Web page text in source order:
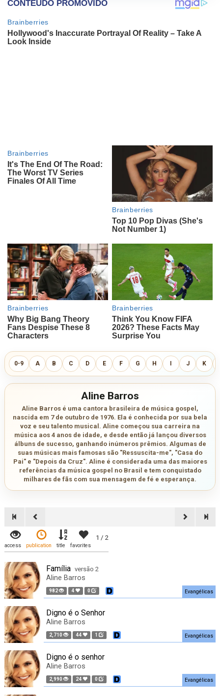
0-9 A B C D E F G H J K
Aline Barros
Aline Barros é uma cantora brasileira de música gospel,
nascida em 7 de outubro de 1976. Ela é conhecida por sua bela
voz e seu talento musical. Aline começou sua carreira na
música aos 4 anos de idade, e desde então já lançou diversos
álbuns de sucesso, ganhando inúmeros prêmios. Algumas de
suas músicas mais famosas são "Ressuscita-me", "Casa do
Pai" e "Depois da Cruz". Aline é considerada uma das maiores
referências da música gospel no Brasil e tem conquistado
milhares de fãs com sua mensagem de fé e esperança.
1 / 2
access publication title favorites
Família versão 2
Aline Barros
982 4 0 Evangélicas
Digno é o Senhor
Aline Barros
2,710 44 1 Evangélicas
Digno é o senhor
Aline Barros
2,990 24 0 Evangélicas